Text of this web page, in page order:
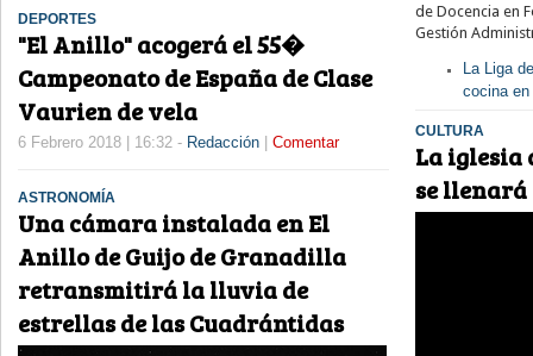
DEPORTES
"El Anillo" acogerá el 55�
Campeonato de España de Clase
Vaurien de vela
6 Febrero 2018 | 16:32 - Redacción Comentar
ASTRONOMÍA
Una cámara instalada en El
Anillo de Guijo de Granadilla
retransmitirá la lluvia de
estrellas de las Cuadrántidas
de Docencia en
Gestión
La Liga
cocina en
CULTURA
La iglesia
se